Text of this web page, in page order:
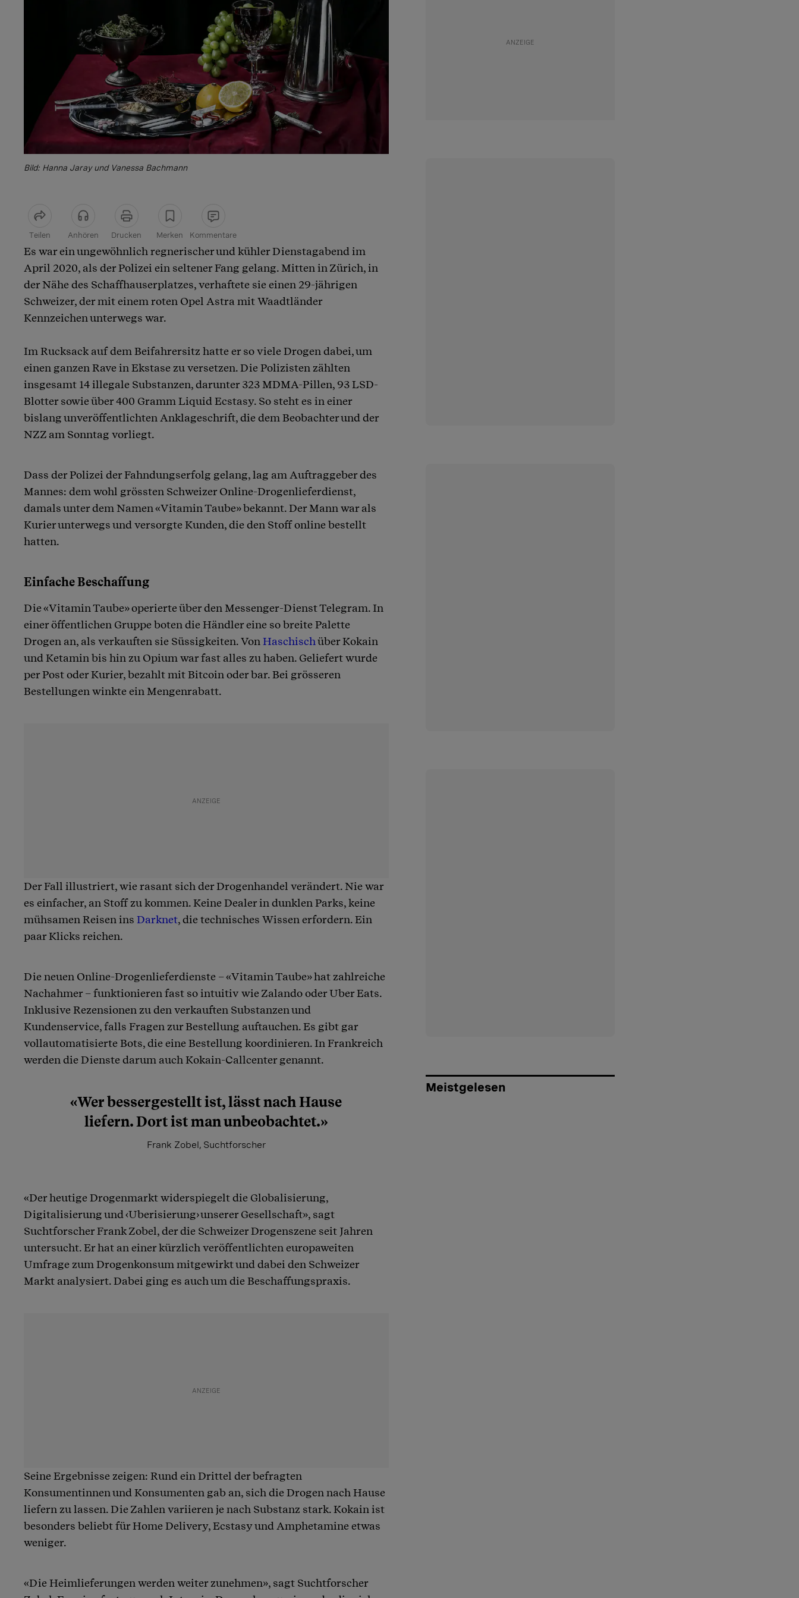
Bild: Hanna Jaray und Vanessa Bachmann
Teilen Anhören Drucken Merken Kommentare
Artikel teilen
Es war ein ungewöhnlich regnerischer und kühler Dienstagabend im
April 2020, als der Polizei ein seltener Fang gelang. Mitten in Zürich, in
der Nähe des Schaffhauserplatzes, verhaftete sie einen 29-jährigen
Schweizer, der mit einem roten Opel Astra mit Waadtländer
Kennzeichen unterwegs war.
Im Rucksack auf dem Beifahrersitz hatte er so viele Drogen dabei, um
einen ganzen Rave in Ekstase zu versetzen. Die Polizisten zählten
insgesamt 14 illegale Substanzen, darunter 323 MDMA-Pillen, 93 LSD-
Blotter sowie über 400 Gramm Liquid Ecstasy. So steht es in einer
bislang unveröffentlichten Anklageschrift, die dem Beobachter und der
NZZ am Sonntag vorliegt.
Dass der Polizei der Fahndungserfolg gelang, lag am Auftraggeber des
Mannes: dem wohl grössten Schweizer Online-Drogenlieferdienst,
damals unter dem Namen «Vitamin Taube» bekannt. Der Mann war als
Kurier unterwegs und versorgte Kunden, die den Stoff online bestellt
hatten.
Einfache Beschaffung
Die «Vitamin Taube» operierte über den Messenger-Dienst Telegram. In
einer öffentlichen Gruppe boten die Händler eine so breite Palette
Drogen an, als verkauften sie Süssigkeiten. Von Haschischüber Kokain
und Ketamin bis hin zu Opium war fast alles zu haben. Geliefert wurde
per Post oder Kurier, bezahlt mit Bitcoin oder bar. Bei grösseren
Bestellungen winkte ein Mengenrabatt.
Der Fall illustriert, wie rasant sich der Drogenhandel verändert. Nie war
es einfacher, an Stoff zu kommen. Keine Dealer in dunklen Parks, keine
mühsamen Reisen ins Darknet, die technisches Wissen erfordern. Ein
paar Klicks reichen.
Die neuen Online-Drogenlieferdienste – «Vitamin Taube» hat zahlreiche
Nachahmer – funktionieren fast so intuitiv wie Zalando oder Uber Eats.
Inklusive Rezensionen zu den verkauften Substanzen und
Kundenservice, falls Fragen zur Bestellung auftauchen. Es gibt gar
vollautomatisierte Bots, die eine Bestellung koordinieren. In Frankreich
werden die Dienste darum auch Kokain-Callcenter genannt.
«Wer bessergestellt ist, lässt nach Hause
liefern. Dort ist man unbeobachtet.»
Frank Zobel, Suchtforscher
«Der heutige Drogenmarkt widerspiegelt die Globalisierung,
Digitalisierung und ‹Uberisierung› unserer Gesellschaft», sagt
Suchtforscher Frank Zobel, der die Schweizer Drogenszene seit Jahren
untersucht. Er hat an einer kürzlich veröffentlichten europaweiten
Umfrage zum Drogenkonsum mitgewirkt und dabei den Schweizer
Markt analysiert. Dabei ging es auch um die Beschaffungspraxis.
Seine Ergebnisse zeigen: Rund ein Drittel der befragten
Konsumentinnen und Konsumenten gab an, sich die Drogen nach Hause
liefern zu lassen. Die Zahlen variieren je nach Substanz stark. Kokain ist
besonders beliebt für Home Delivery, Ecstasy und Amphetamine etwas
weniger.
«Die Heimlieferungen werden weiter zunehmen», sagt Suchtforscher
Meistgelesen